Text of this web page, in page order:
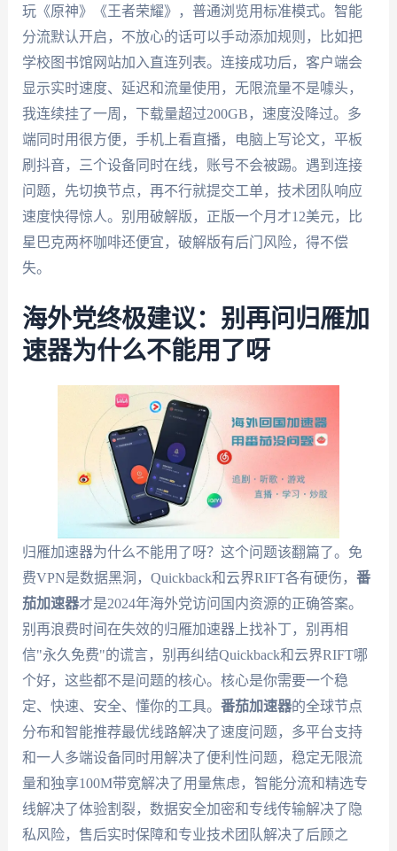
玩《原神》《王者荣耀》，普通浏览用标准模式。智能
分流默认开启，不放心的话可以手动添加规则，比如把
学校图书馆网站加入直连列表。连接成功后，客户端会
显示实时速度、延迟和流量使用，无限流量不是噱头，
我连续挂了一周，下载量超过200GB，速度没降过。多
端同时用很方便，手机上看直播，电脑上写论文，平板
刷抖音，三个设备同时在线，账号不会被踢。遇到连接
问题，先切换节点，再不行就提交工单，技术团队响应
速度快得惊人。别用破解版，正版一个月才12美元，比
星巴克两杯咖啡还便宜，破解版有后门风险，得不偿
失。
海外党终极建议：别再问归雁加
速器为什么不能用了呀
归雁加速器为什么不能用了呀？这个问题该翻篇了。免
费VPN是数据黑洞，Quickback和云界RIFT各有硬伤， 番
茄加速器才是2024年海外党访问国内资源的正确答案。
别再浪费时间在失效的归雁加速器上找补丁，别再相
信"永久免费"的谎言，别再纠结Quickback和云界RIFT哪
个好，这些都不是问题的核心。核心是你需要一个稳
定、快速、安全、懂你的工具。 番茄加速器的全球节点
分布和智能推荐最优线路解决了速度问题，多平台支持
和一人多端设备同时用解决了便利性问题，稳定无限流
量和独享100M带宽解决了用量焦虑，智能分流和精选专
线解决了体验割裂，数据安全加密和专线传输解决了隐
私风险，售后实时保障和专业技术团队解决了后顾之